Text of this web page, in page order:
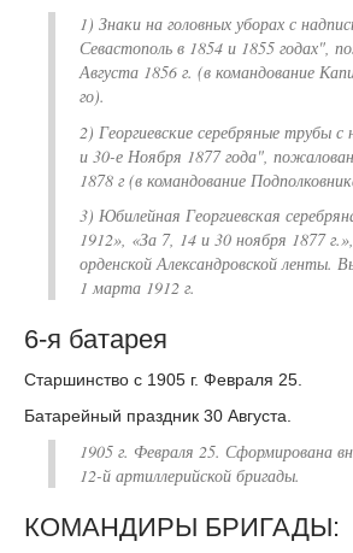
1) Знаки на головных уборах с
Севастополь в 1854 и 1855 годах",
Августа 1856 г. (в командование
го).
2) Георгиевские серебряные трубы
и 30-е Ноября 1877 года",
1878 г (в командование
3) Юбилейная Георгиевская
1912», «За 7, 14 и 30 ноября 1877
орденской Александровской ленты.
1 марта 1912 г.
6-я батарея
Старшинство с 1905 г. Февраля 25.
Батарейный праздник 30 Августа.
1905 г. Февраля 25. Сформирована
12-й артиллерийской бригады.
КОМАНДИРЫ БРИГАДЫ: